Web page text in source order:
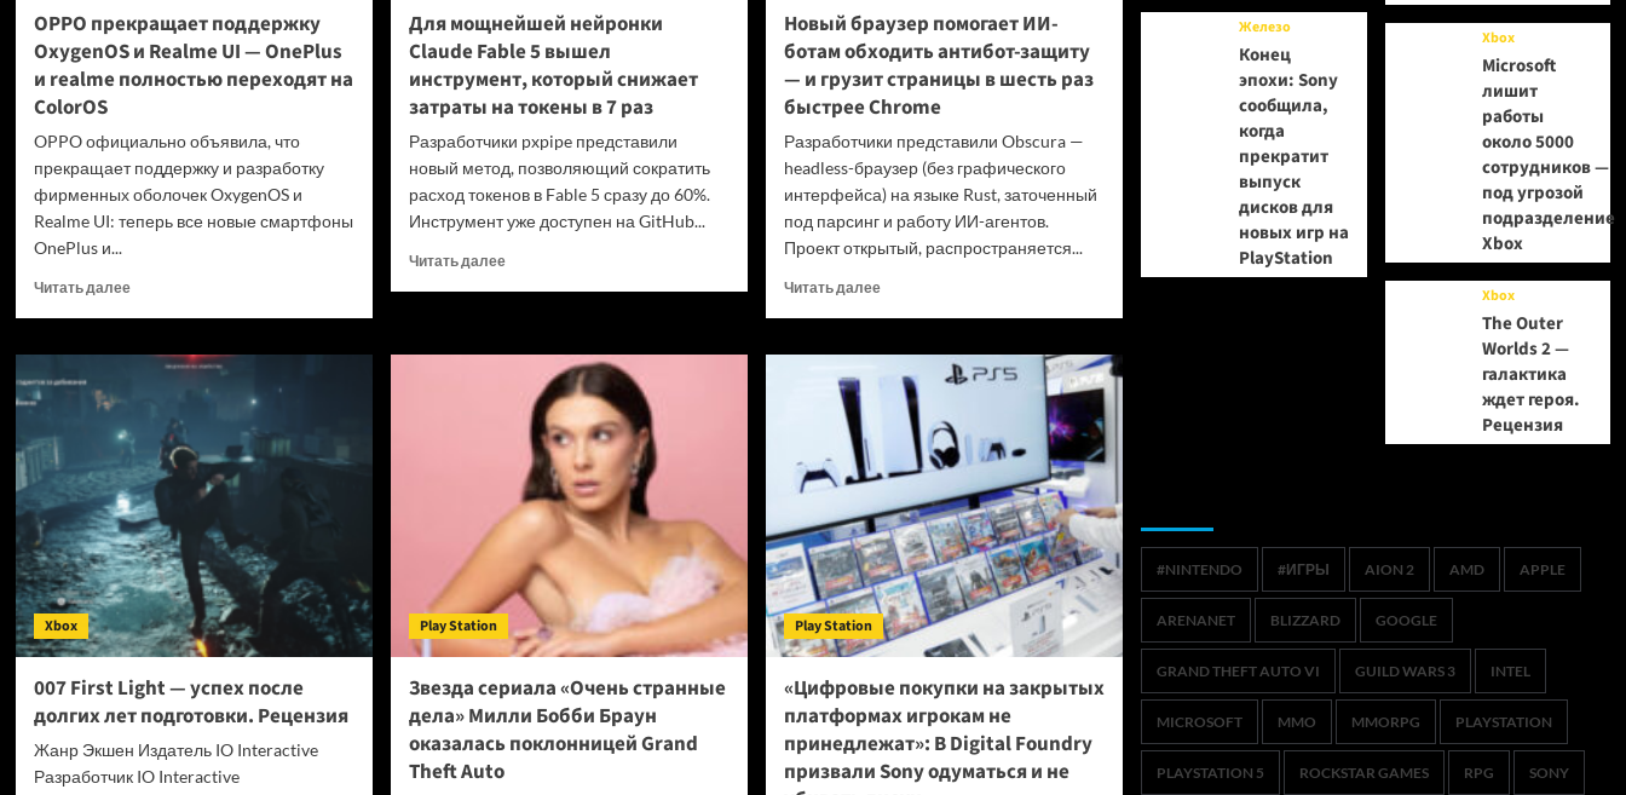
OPPO прекращает поддержку
OxygenOS и Realme UI — OnePlus
и realme полностью переходят на
ColorOS
OPPO официально объявила, что
прекращает поддержку и разработку
фирменных оболочек OxygenOS и
Realme UI: теперь все новые смартфоны
OnePlus и...
Читать далееПрочитать
OPPO
поддержку
OxygenOS
и
Realme
UI
—
OnePlus
и
realme
полностью
переходят
на
ColorOS
Для мощнейшей нейронки
Claude Fable 5 вышел
инструмент, который снижает
затраты на токены в 7 раз
Разработчики pxpipe представили
новый метод, позволяющий сократить
расход токенов в Fable 5 сразу до 60%.
Инструмент уже доступен на GitHub...
Читать далееПрочитать
нейронки
Claude
Fable
вышел
инструмент,
который
снижает
затраты
на
токены
7
Новый браузер помогает ИИ-
ботам обходить антибот-защиту
— и грузит страницы в шесть раз
быстрее Chrome
Разработчики представили Obscura —
headless-браузер (без графического
интерфейса) на языке Rust, заточенный
под парсинг и работу ИИ-агентов.
Проект открытый, распространяется...
Читать далееПрочитать
Новый
браузер
помогает
ботам
обходить
защиту
—
и
грузит
страницы
в
шесть
быстрее
Chrome
Xbox
007 First Light — успех после
долгих лет подготовки. Рецензия
Жанр Экшен Издатель IO Interactive
Разработчик IO Interactive
Play Station
Звезда сериала «Очень странные
дела» Милли Бобби Браун
оказалась поклонницей Grand
Theft Auto
Play Station
«Цифровые покупки на закрытых
платформах игрокам не
принедлежат»: В Digital Foundry
призвали Sony одуматься и не
Железо
Конец
эпохи: Sony
сообщила,
когда
прекратит
выпуск
дисков для
новых игр на
PlayStation
Xbox
Microsoft
лишит
работы
около 5000
сотрудников —
под угрозой
подразделение
Xbox
Xbox
The Outer
Worlds 2 —
галактика
ждет героя.
Рецензия
#NINTENDO #ИГРЫ AION 2 AMD APPLE
ARENANET BLIZZARD GOOGLE
GRAND THEFT AUTO VI GUILD WARS 3 INTEL
MICROSOFT MMO MMORPG PLAYSTATION
PLAYSTATION 5 ROCKSTAR GAMES RPG SONY